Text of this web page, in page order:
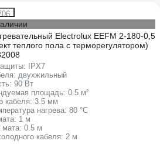
Electrolux EEFM 2-180-0,5
теплого пола c терморегулятором)
IPХ7
двухжильный
90 Вт
площадь: 0.5 м²
кабеля: 3.5 мм
нагрева: 80 °С
1 м
мата: 0.5 м
кабеля: 2 м